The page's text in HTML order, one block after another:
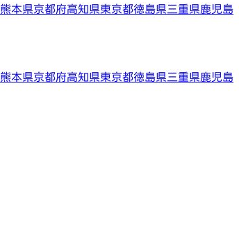
熊本県京都府高知県東京都徳島県三重県鹿児島
熊本県京都府高知県東京都徳島県三重県鹿児島